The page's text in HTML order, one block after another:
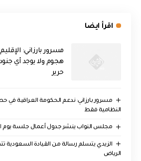
اقرأ ايضا
مسرور بارزاني:
هجوم ولا يوجد أي
حرير
مسرور بارزاني: ندعم الحكومة العراقية في
النظامية فقط
مجلس النواب ينشر جدول أعمال جلسة يوم
الزيدي يتسلم رسالة من القيادة السعودية
الرياض